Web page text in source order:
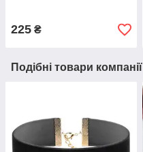
225 ₴
Подібні товари компанії